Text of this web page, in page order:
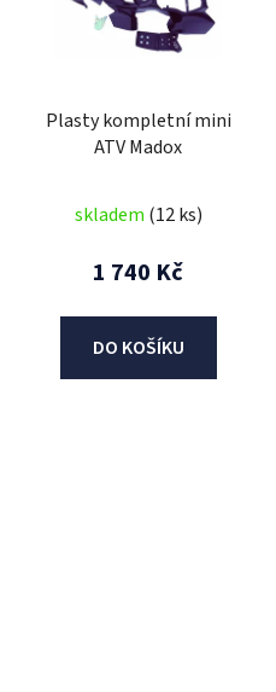
Plasty kompletní mini
ATV Madox
skladem (12 ks)
1 740 Kč
DO KOŠÍKU